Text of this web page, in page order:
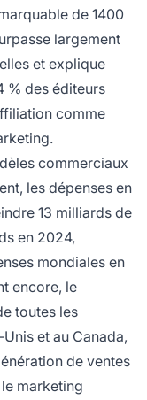
de 1400
largement
et explique
% des éditeurs
comme
commerciaux
les dépenses en
13 milliards de
en 2024,
mondiales en
encore, le
toutes les
et au Canada,
de ventes
marketing